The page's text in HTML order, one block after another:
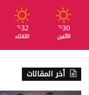
30
℃
الأثنين
32
℃
الثلاثاء
أخر المقالات